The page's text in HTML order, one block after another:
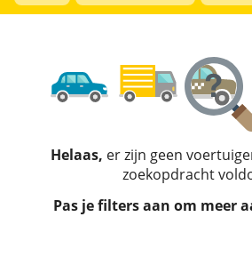
Helaas, er zijn geen
zoekopdracht
Pas je filters aan om meer